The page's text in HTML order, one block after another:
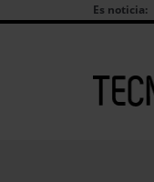
Es noticia: